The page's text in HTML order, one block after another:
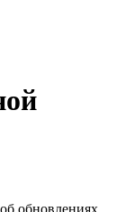
обновлениях